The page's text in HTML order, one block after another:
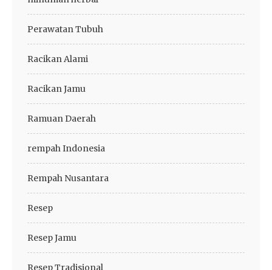
Perawatan Tubuh
Racikan Alami
Racikan Jamu
Ramuan Daerah
rempah Indonesia
Rempah Nusantara
Resep
Resep Jamu
Resep Tradisional